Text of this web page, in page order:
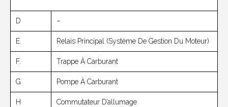
D –
E. Relais Principal (système De Gestion Du Moteur)
F. Trappe À Carburant
G Pompe À Carburant
H Commutateur D’allumage